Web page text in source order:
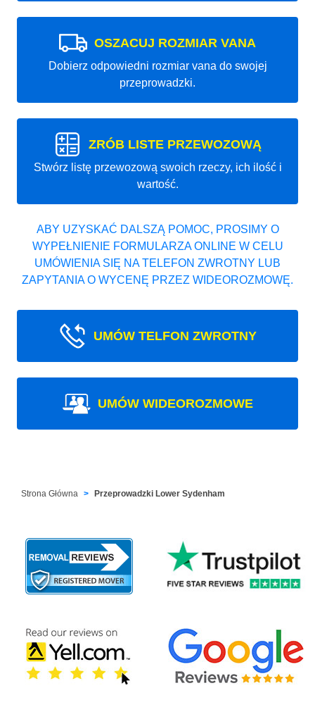
OSZACUJ ROZMIAR VANA
Dobierz odpowiedni rozmiar vana do swojej
przeprowadzki.
ZRÓB LISTE PRZEWOZOWĄ
Stwórz listę przewozową swoich rzeczy, ich ilość i
wartość.
ABY UZYSKAĆ DALSZĄ POMOC, PROSIMY O
WYPEŁNIENIE FORMULARZA ONLINE W CELU
UMÓWIENIA SIĘ NA TELEFON ZWROTNY LUB
ZAPYTANIA O WYCENĘ PRZEZ WIDEOROZMOWĘ.
UMÓW TELFON ZWROTNY
UMÓW WIDEOROZMOWE
Strona Główna Przeprowadzki Lower Sydenham